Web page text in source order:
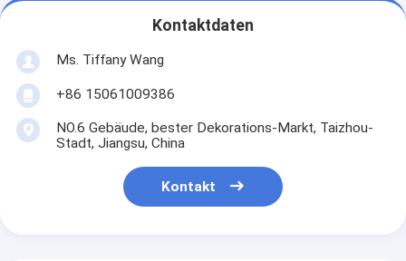
Kontaktdaten
Ms. Tiffany Wang
+86 15061009386
NO.6 Gebäude, bester Dekorations-Markt, Taizhou-
Stadt, Jiangsu, China
Kontakt